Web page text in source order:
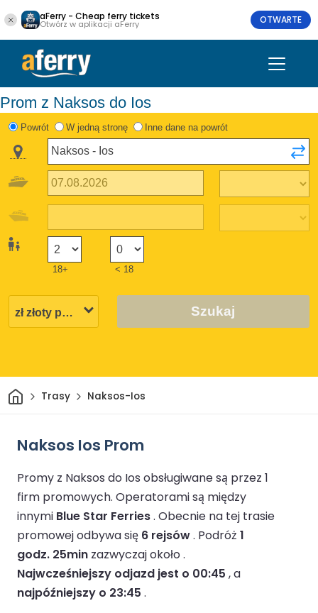
aFerry - Cheap ferry tickets
Otwórz w aplikacji aFerry OTWARTE
Prom z Naksos do Ios
Powrót W jedną stronę Inne dane na powrót
18+ < 18
Szukaj
DomTrasy Naksos-Ios
Naksos Ios Prom
Promy z Naksos do Ios obsługiwane są przez 1
firm promowych. Operatorami są między
innymi Blue Star Ferries. Obecnie na tej trasie
promowej odbywa się 6 rejsów. Podróż 1
godz. 25min zazwyczaj około .
Najwcześniejszy odjazd jest o 00:45 , a
najpóźniejszy o 23:45 .